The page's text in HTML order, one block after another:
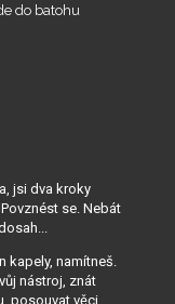
do batohu
jsi dva kroky
se. Nebát
kapely, namítneš.
nástroj, znát
posouvat věci